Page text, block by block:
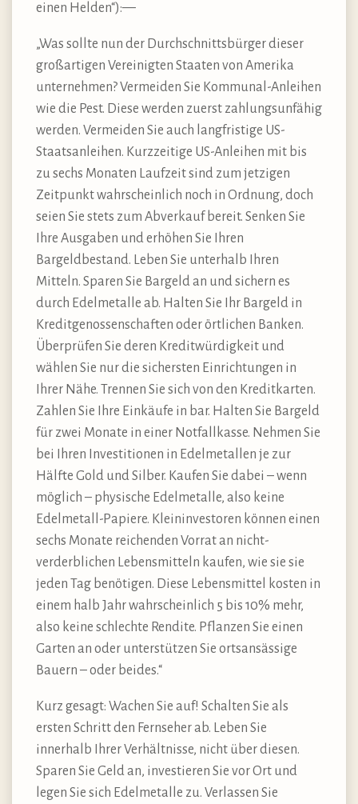
einen Helden“):—
„Was sollte nun der Durchschnittsbürger dieser
großartigen Vereinigten Staaten von Amerika
unternehmen? Vermeiden Sie Kommunal-Anleihen
wie die Pest. Diese werden zuerst zahlungsunfähig
werden. Vermeiden Sie auch langfristige US-
Staatsanleihen. Kurzzeitige US-Anleihen mit bis
zu sechs Monaten Laufzeit sind zum jetzigen
Zeitpunkt wahrscheinlich noch in Ordnung, doch
seien Sie stets zum Abverkauf bereit. Senken Sie
Ihre Ausgaben und erhöhen Sie Ihren
Bargeldbestand. Leben Sie unterhalb Ihren
Mitteln. Sparen Sie Bargeld an und sichern es
durch Edelmetalle ab. Halten Sie Ihr Bargeld in
Kreditgenossenschaften oder örtlichen Banken.
Überprüfen Sie deren Kreditwürdigkeit und
wählen Sie nur die sichersten Einrichtungen in
Ihrer Nähe. Trennen Sie sich von den Kreditkarten.
Zahlen Sie Ihre Einkäufe in bar. Halten Sie Bargeld
für zwei Monate in einer Notfallkasse. Nehmen Sie
bei Ihren Investitionen in Edelmetallen je zur
Hälfte Gold und Silber. Kaufen Sie dabei – wenn
möglich – physische Edelmetalle, also keine
Edelmetall-Papiere. Kleininvestoren können einen
sechs Monate reichenden Vorrat an nicht-
verderblichen Lebensmitteln kaufen, wie sie sie
jeden Tag benötigen. Diese Lebensmittel kosten in
einem halb Jahr wahrscheinlich 5 bis 10% mehr,
also keine schlechte Rendite. Pflanzen Sie einen
Garten an oder unterstützen Sie ortsansässige
Bauern – oder beides.“
Kurz gesagt: Wachen Sie auf! Schalten Sie als
ersten Schritt den Fernseher ab. Leben Sie
innerhalb Ihrer Verhältnisse, nicht über diesen.
Sparen Sie Geld an, investieren Sie vor Ort und
legen Sie sich Edelmetalle zu. Verlassen Sie